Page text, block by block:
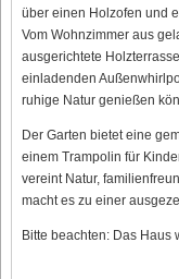
über einen Holzofen und
Vom Wohnzimmer aus
ausgerichtete
einladenden
ruhige Natur genießen
Der Garten bietet eine
einem Trampolin für
vereint Natur,
macht es zu einer
Bitte beachten: Das